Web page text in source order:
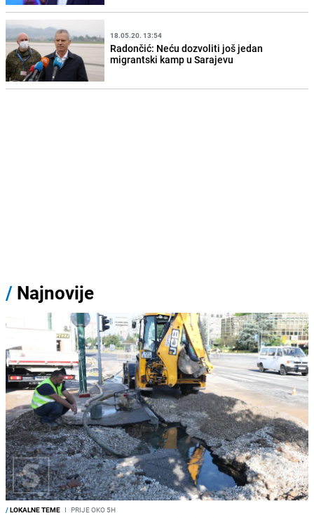
18.05.20. 13:54
Radončić: Neću dozvoliti još jedan
migrantski kamp u Sarajevu
/ Najnovije
/LOKALNE TEME I PRIJE OKO 5H